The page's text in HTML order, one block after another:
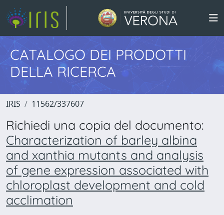
CATALOGO DEI PRODOTTI
DELLA RICERCA
IRIS 11562/337607
Richiedi una copia del documento:
Characterization of barley albina
and xanthia mutants and analysis
of gene expression associated with
chloroplast development and cold
acclimation